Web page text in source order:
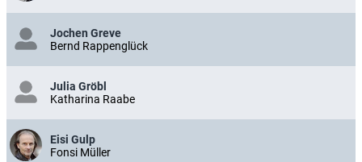
Jochen Greve
Bernd Rappenglück
Julia Gröbl
Katharina Raabe
Eisi Gulp
Fonsi Müller